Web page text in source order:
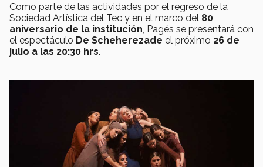
Como parte de las actividades por el regreso de la
Sociedad Artística del Tec y en el marco del 80
aniversario de la institución , Pagés se presentará con
el espectáculo De Scheherezade el próximo 26 de
julio a las 20:30 hrs.